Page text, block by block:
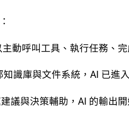
動呼叫工具、執行任務、完
識庫與文件系統，AI 已進
議與決策輔助，AI 的輸出